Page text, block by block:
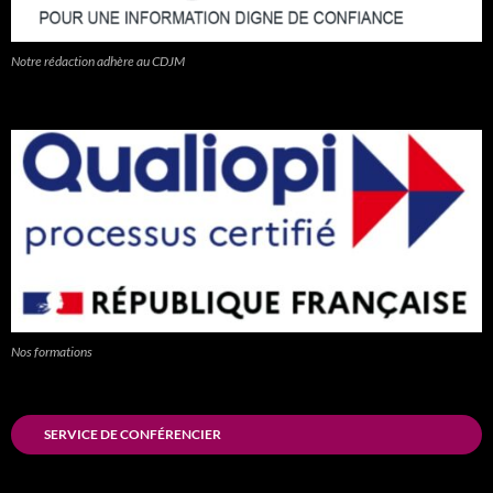
Notre rédaction adhère au CDJM
Nos formations
SERVICE DE CONFÉRENCIER